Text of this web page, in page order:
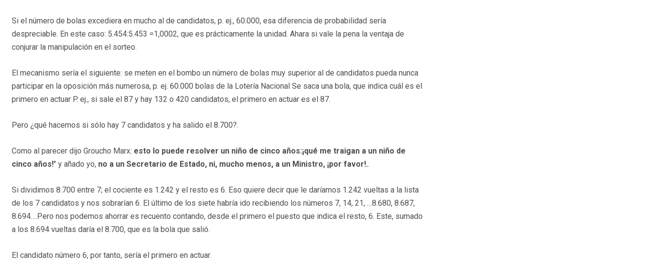
Si el número de bolas excediera en mucho al de candidatos, p. ej., 60.000, esa diferencia de probabilidad sería
despreciable. En este caso: 5.454:5.453 =1,0002, que es prácticamente la unidad. Ahara si vale la pena la ventaja de
conjurar la manipulación en el sorteo.
El mecanismo sería el siguiente: se meten en el bombo un número de bolas muy superior al de candidatos pueda nunca
participar en la oposición más numerosa, p. ej. 60.000 bolas de la Lotería Nacional Se saca una bola, que indica cuál es el
primero en actuar P. ej., si sale el 87 y hay 132 o 420 candidatos, el primero en actuar es el 87.
Pero ¿qué hacemos si sólo hay 7 candidatos y ha salido el 8.700?.
Como al parecer dijo Groucho Marx: esto lo puede resolver un niño de cinco años:¡qué me traigan a un niño de
cinco años!" y añado yo, no a un Secretario de Estado, ni, mucho menos, a un Ministro, ¡por favor!..
Si dividimos 8.700 entre 7; el cociente es 1.242 y el resto es 6. Eso quiere decir que le daríamos 1.242 vueltas a la lista
de los 7 candidatos y nos sobrarían 6. El último de los siete habría ido recibiendo los números 7, 14, 21, …8.680, 8.687,
8.694….Pero nos podemos ahorrar es recuento contando, desde el primero el puesto que indica el resto, 6. Este, sumado
a los 8.694 vueltas daría el 8.700, que es la bola que salió.
El candidato número 6, por tanto, sería el primero en actuar.